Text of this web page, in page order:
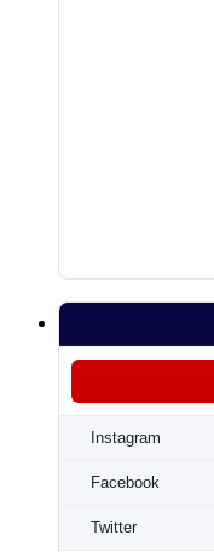
Instagram
Facebook
Twitter